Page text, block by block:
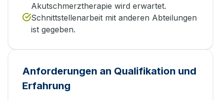
Akutschmerztherapie wird erwartet.
Schnittstellenarbeit mit anderen Abteilungen
ist gegeben.
Anforderungen an Qualifikation und
Erfahrung